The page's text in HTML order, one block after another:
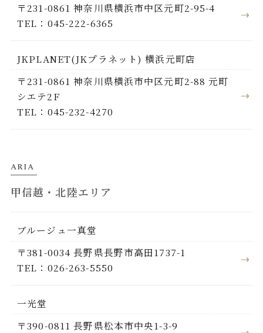
〒231-0861 神奈川県横浜市中区元町2-95-4
TEL：045-222-6365
JKPLANET(JKプラネット) 横浜元町店
〒231-0861 神奈川県横浜市中区元町2-88 元町
シエテ2F
TEL：045-232-4270
ARIA
甲信越・北陸エリア
ブルージュ一真堂
〒381-0034 長野県長野市高田1737-1
TEL：026-263-5550
一光堂
〒390-0811 長野県松本市中央1-3-9